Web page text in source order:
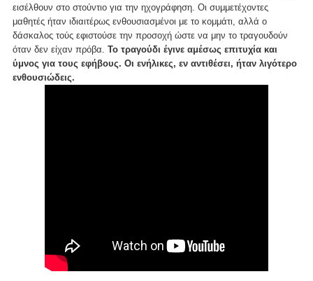
εισέλθουν στο στούντιο για την ηχογράφηση. Οι συμμετέχοντες
μαθητές ήταν ιδιαιτέρως ενθουσιασμένοι με το κομμάτι, αλλά ο
δάσκαλος τούς εφιστούσε την προσοχή ώστε να μην το τραγουδούν
όταν δεν είχαν πρόβα. Το τραγούδι έγινε αμέσως επιτυχία και
ύμνος για τους εφήβους. Οι ενήλικες, εν αντιθέσει, ήταν λιγότερο
ενθουσιώδεις.